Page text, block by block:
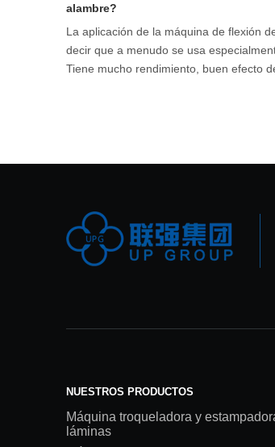
alambre?
La aplicación de la máquina de flexión
decir que a menudo se usa
Tiene mucho rendimiento, buen efecto
NUESTROS PRODUCTOS
Máquina troqueladora y
láminas